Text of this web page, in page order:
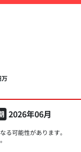
万円
2026年06月
可能性があります。